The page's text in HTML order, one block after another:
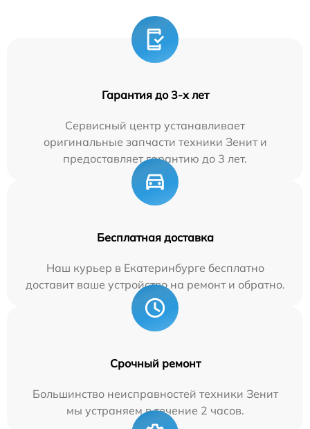
Гарантия до 3-х лет
Сервисный центр устанавливает
оригинальные запчасти техники Зенит и
предоставляет гарантию до 3 лет.
Бесплатная доставка
Наш курьер в Екатеринбурге бесплатно
доставит ваше устройство на ремонт и обратно.
Срочный ремонт
Большинство неисправностей техники Зенит
мы устраняем в течение 2 часов.